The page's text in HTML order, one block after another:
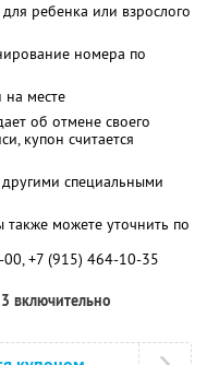
ребенка или взрослого
номера по
на месте
об отмене своего
купон считается
специальными
можете уточнить по
+7 (915) 464-10-35
включительно